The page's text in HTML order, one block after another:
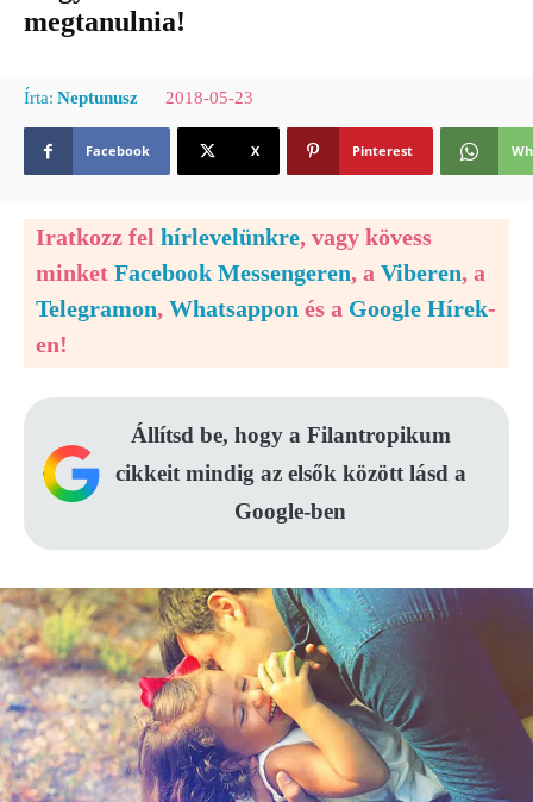
megtanulnia!
Írta: Neptunusz 2018-05-23
Facebook X Pinterest
Iratkozz fel hírlevelünkre, vagy kövess
minket Facebook Messengeren, a Viberen, a
Telegramon, Whatsappon és a Google Hírek-
en!
Állítsd be, hogy a Filantropikum
cikkeit mindig az elsők között lásd a
Google-ben